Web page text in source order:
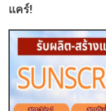
แคร์!